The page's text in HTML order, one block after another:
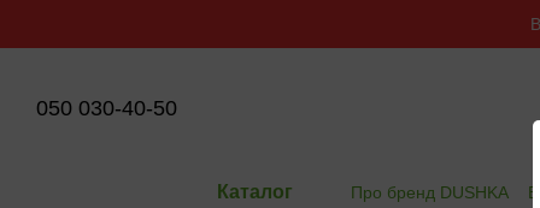
050 030-40-50
Каталог Про бренд DUSHKA